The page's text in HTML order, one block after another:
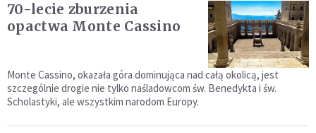
70-lecie zburzenia
opactwa Monte Cassino
Monte Cassino, okazała góra dominująca nad całą okolicą, jest
szczególnie drogie nie tylko naśladowcom św. Benedykta i św.
Scholastyki, ale wszystkim narodom Europy.